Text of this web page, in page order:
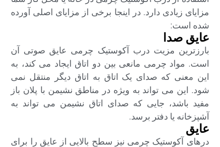
مزایای زیادی دارد. در اینجا برخی از مزایای اصلی آورده
شده است:
عایق صدا
بارزترین مزیت درب آکوستیک چرمی عایق صوتی آن
است. مواد چرمی مانعی بین دو اتاق ایجاد می کند، به
این معنی که صدای یک اتاق به اتاق دیگر منتقل نمی
شود. این می تواند به ویژه در مناطق نشیمن با پلان باز
مفید باشد، جایی که صدای اتاق نشیمن می تواند به
آشپزخانه یا دفتر برسد.
عایق
درهای آکوستیک چرمی نیز سطح بالایی از عایق را برای